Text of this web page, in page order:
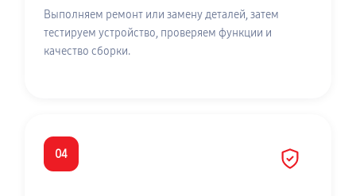
Выполняем ремонт или замену деталей, затем
тестируем устройство, проверяем функции и
качество сборки.
04